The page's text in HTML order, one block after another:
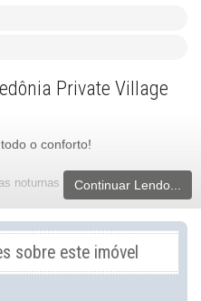
Private Village
o conforto!
noturnas e portaria 24h.
Continuar Lendo...
sobre este imóvel